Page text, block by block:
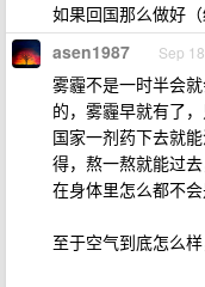
如果回国那么做好
asen1987 Sep
雾霾不是一时半会
的，雾霾早就有了
国家一剂药下去就
得，熬一熬就能过
在身体里怎么都不会
至于空气到底怎么